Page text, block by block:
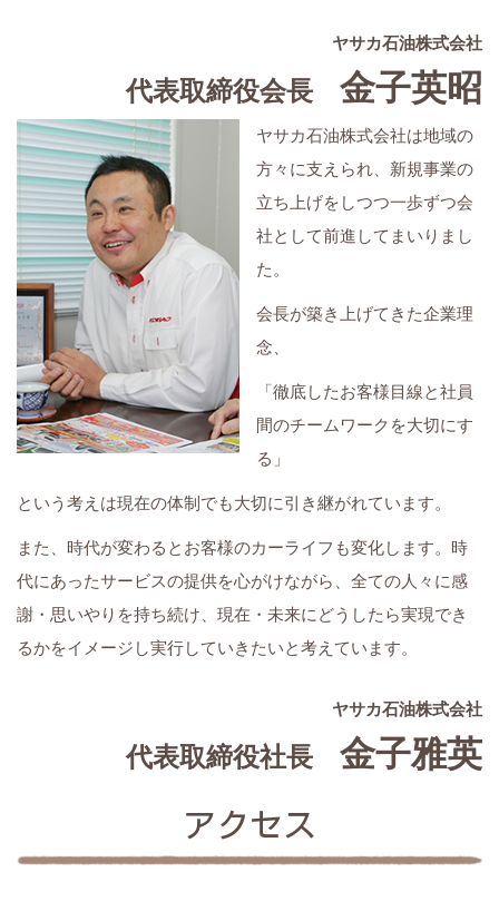
ヤサカ石油株式会社
代表取締役会長 金子英昭
ヤサカ石油株式会社は地域の
方々に支えられ、新規事業の
立ち上げをしつつ一歩ずつ会
社として前進してまいりまし
た。
会長が築き上げてきた企業理
念、
「徹底したお客様目線と社員
間のチームワークを大切にす
る」
という考えは現在の体制でも大切に引き継がれています。
また、時代が変わるとお客様のカーライフも変化します。時
代にあったサービスの提供を心がけながら、全ての人々に感
謝・思いやりを持ち続け、現在・未来にどうしたら実現でき
るかをイメージし実行していきたいと考えています。
ヤサカ石油株式会社
代表取締役社長 金子雅英
アクセス